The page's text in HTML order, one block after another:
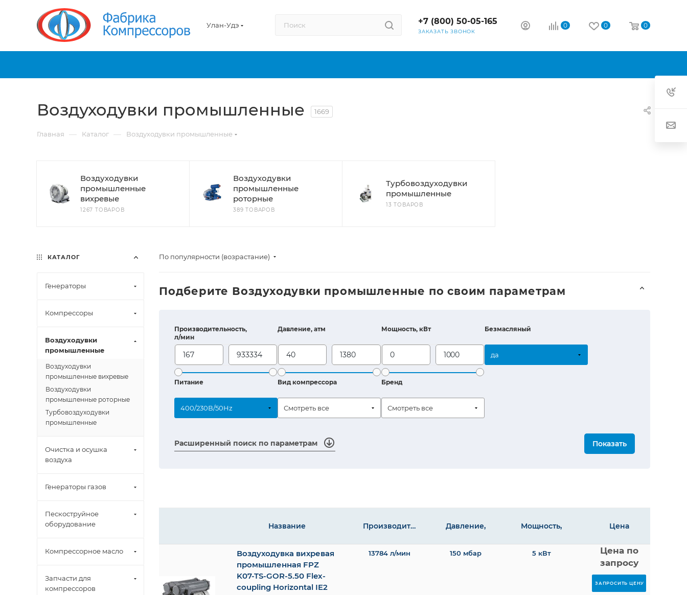
Улан-Удэ +7 (800) 50-05-165
ЗАКАЗАТЬ ЗВОНОК
0 0 0
Воздуходувки промышленные 1669
Главная — Каталог — Воздуходувки промышленные
Воздуходувки
промышленные
вихревые
1267 ТОВАРОВ
Воздуходувки
промышленные
роторные
389 ТОВАРОВ
Турбовоздуходувки
промышленные
13 ТОВАРОВ
По популярности (возрастание)
Подберите Воздуходувки промышленные по своим параметрам
Производительность,
л/мин
Давление, атм Мощность, кВт Безмасляный
да
Питание
400/230В/50Hz
Вид компрессора
Смотреть все
Бренд
Смотреть все
Расширенный поиск по параметрам Показать
Название Производительность,Давление, Мощность, Цена
Воздуходувка вихревая
промышленная FPZ
K07-TS-GOR-5.50 Flex-
coupling Horizontal IE2
13784 л/мин 150 мбар 5 кВт
Цена по
запросу
ЗАПРОСИТЬ ЦЕНУ
КАТАЛОГ
Генераторы
Компрессоры
Воздуходувки
промышленные
Воздуходувки
промышленные вихревые
Воздуходувки
промышленные роторные
Турбовоздуходувки
промышленные
Очистка и осушка
воздуха
Генераторы газов
Пескоструйное
оборудование
Компрессорное масло
Запчасти для
компрессоров